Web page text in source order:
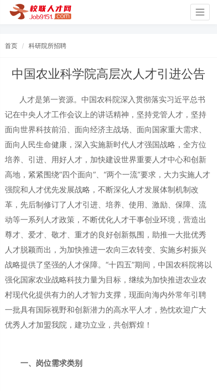
首页 科研院所招聘
中国农业科学院高层次人才引进公告
人才是第一资源。中国农科院深入贯彻落实习近平总书
记在中央人才工作会议上的讲话精神，坚持党管人才，坚持
面向世界科技前沿、面向经济主战场、面向国家重大需求、
面向人民生命健康，深入实施新时代人才强国战略，全方位
培养、引进、用好人才，加快建设世界重要人才中心和创新
高地，紧紧围绕“四个面向”、“两个一流”要求，大力实施人才
强院和人才优先发展战略，不断深化人才发展体制机制改
革，先后制修订了人才引进、培养、使用、激励、保障、流
动等一系列人才政策，不断优化人才干事创业环境，营造出
尊才、爱才、敬才、重才的良好创新氛围，助推一大批优秀
人才脱颖而出，为加快推进一农向三农转变、实施乡村振兴
战略提供了坚强的人才保障。“十四五”期间，中国农科院将以
强化国家农业战略科技力量为目标，继续为加快推进农业农
村现代化提供有力的人才智力支撑，现面向海内外常年引聘
一批具有国际视野和创新潜力的高水平人才，热忱欢迎广大
优秀人才加盟我院，建功立业，共创辉煌！
一、岗位需求类别